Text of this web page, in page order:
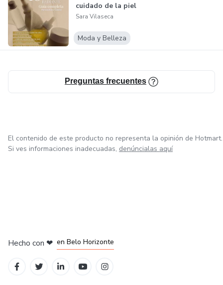
cuidado de la piel
Sara Vilaseca
Moda y Belleza
Preguntas frecuentes
El contenido de este producto no representa la opinión de Hotmart.
Si ves informaciones inadecuadas, denúncialas aquí
Hecho con ❤ en Belo Horizonte